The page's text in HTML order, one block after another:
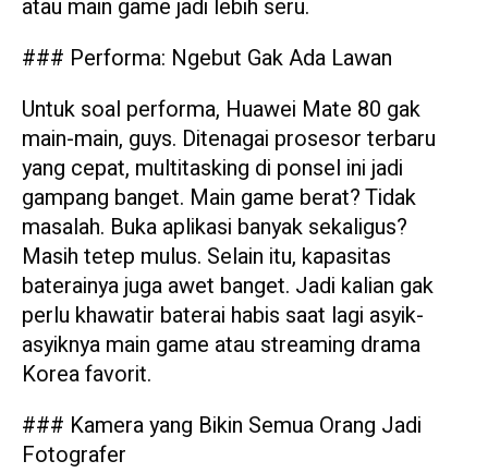
atau main game jadi lebih seru.
### Performa: Ngebut Gak Ada Lawan
Untuk soal performa, Huawei Mate 80 gak
main-main, guys. Ditenagai prosesor terbaru
yang cepat, multitasking di ponsel ini jadi
gampang banget. Main game berat? Tidak
masalah. Buka aplikasi banyak sekaligus?
Masih tetep mulus. Selain itu, kapasitas
baterainya juga awet banget. Jadi kalian gak
perlu khawatir baterai habis saat lagi asyik-
asyiknya main game atau streaming drama
Korea favorit.
### Kamera yang Bikin Semua Orang Jadi
Fotografer